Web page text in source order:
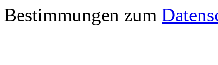
Bestimmungen zum